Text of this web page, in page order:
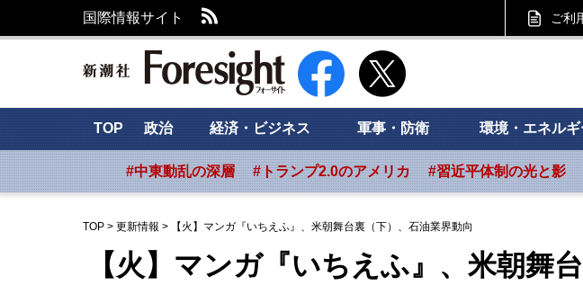
国際情報サイト ご利
新潮社 Foresight フォーサイト
TOP 政治 経済・ビジネス 軍事・防衛 環境・エネルギ
#中東動乱の深層 #トランプ2.0のアメリカ #習近平体制の光と影
TOP > 更新情報 > 【火】マンガ『いちえふ』、米朝舞台裏（下）、石油業界動向
【火】マンガ『いちえふ』、米朝舞台